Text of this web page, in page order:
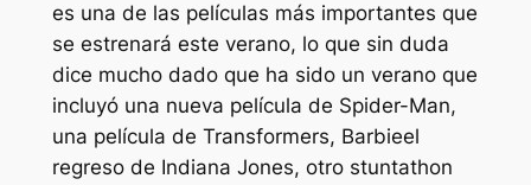
es una de las películas más importantes que
se estrenará este verano, lo que sin duda
dice mucho dado que ha sido un verano que
incluyó una nueva película de Spider-Man,
una película de Transformers, Barbieel
regreso de Indiana Jones, otro stuntathon